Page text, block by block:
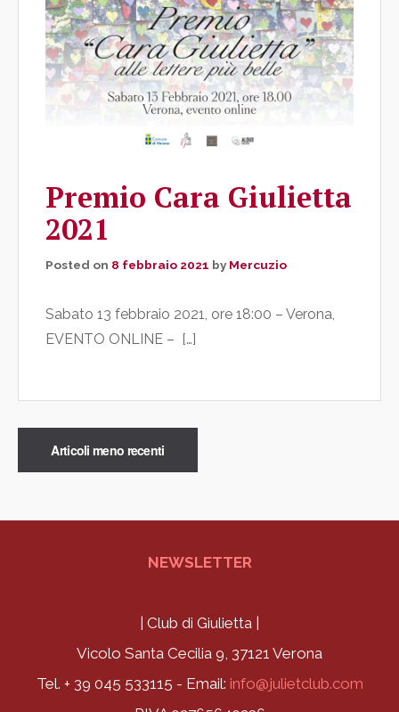
Premio Cara Giulietta
2021
Posted on 8 febbraio 2021 by Mercuzio
Sabato 13 febbraio 2021, ore 18:00 – Verona,
EVENTO ONLINE – […]
Articoli meno recenti
NEWSLETTER
| Club di Giulietta |
Vicolo Santa Cecilia 9, 37121 Verona
Tel. + 39 045 533115 - Email: info@julietclub.com